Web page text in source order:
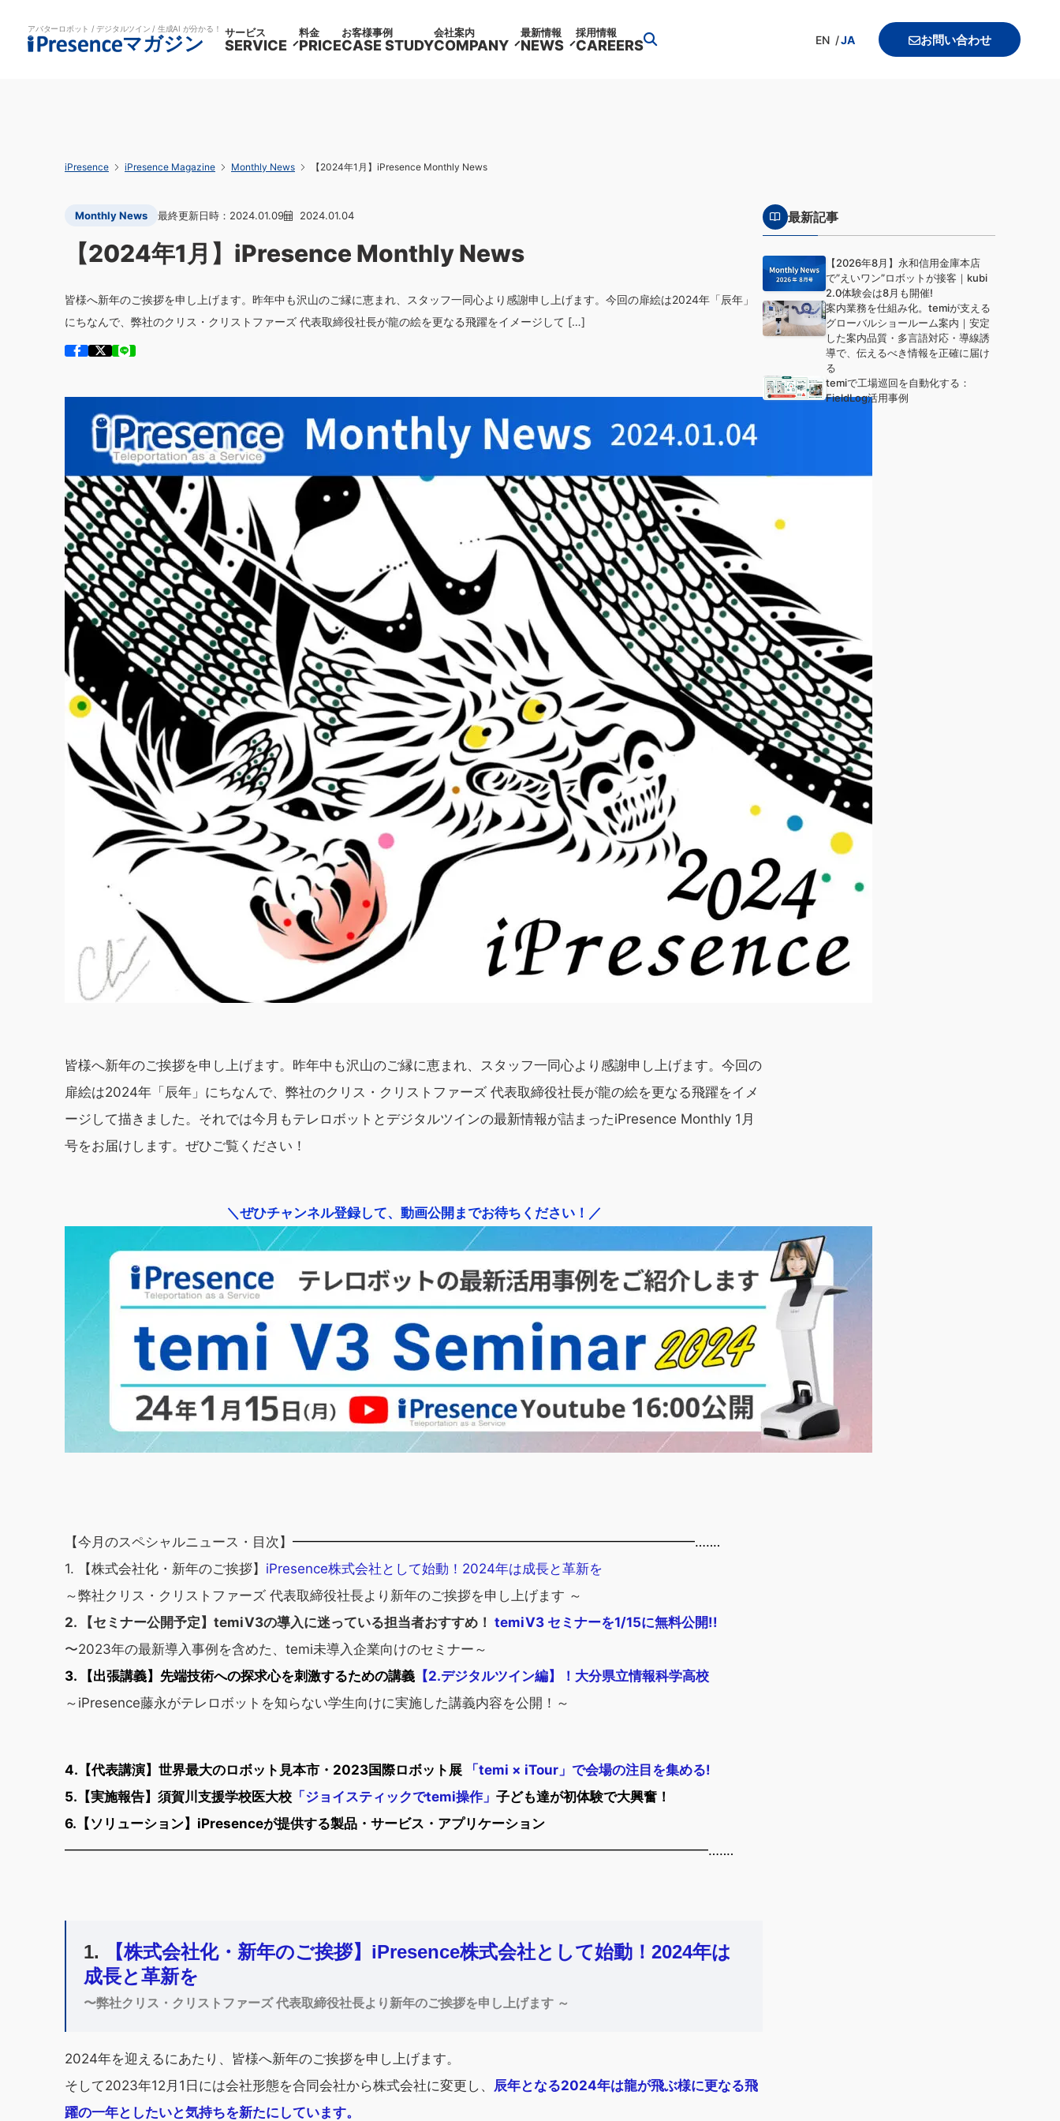
アバターロボット / デジタルツイン / 生成AI が分かる！
マガジン サービス
SERVICE
料金
PRICE
お客様事例
CASE STUDY
会社案内
COMPANY
最新情報
NEWS
採用情報
CAREERS EN JA お問い合わせ
iPresence iPresence Magazine Monthly News 【2024年1月】iPresence Monthly News
Monthly News 2024.01.09 2024.01.04
【2024年1月】iPresence Monthly News
皆様へ新年のご挨拶を申し上げます。昨年中も沢山のご縁に恵まれ、スタッフ一同心より感謝申し上げます。今回の扉絵は2024年「辰年」
にちなんで、弊社のクリス・クリストファーズ 代表取締役社長が龍の絵を更なる飛躍をイメージして […]
皆様へ新年のご挨拶を申し上げます。昨年中も沢山のご縁に恵まれ、スタッフ一同心より感謝申し上げます。今回の
扉絵は2024年「辰年」にちなんで、弊社のクリス・クリストファーズ 代表取締役社長が龍の絵を更なる飛躍をイメ
ージして描きました。それでは今月もテレロボットとデジタルツインの最新情報が詰まったiPresence Monthly 1 月
号をお届けします。ぜひご覧ください！
＼ぜひチャンネル登録して、動画公開までお待ちください！／
【今月のスペシャルニュース・目次】 ━━━━━━━━━━━━━━━━━━━━━━━━━━━━━━…‥‥
1. 【株式会社化・新年のご挨拶】 iPresence株式会社として始動！2024年は成長と革新を
～弊社クリス・クリストファーズ 代表取締役社長より新年のご挨拶を申し上げます ～
2. 【セミナー公開予定】temiV3の導入に迷っている担当者おすすめ！ temiV3 セミナーを1/15に無料公開!!
〜2023年の最新導入事例を含めた、temi未導入企業向けのセミナー～
3.
【出張講義】 先端技術への探求心を刺激するための講義 【2.デジタルツイン編】！大分県立情報科学高校
～iPresence藤永がテレロボットを知らない学生向けに実施した講義内容を公開！～
4.【代表講演】世界最大のロボット見本市・2023国際ロボット展
「temi × iTour」で会場の注目を集める!
5.【実施報告】須賀川支援学校医大校 「ジョイスティックでtemi操作」 子ども達が初体験で大興奮！
6.【ソリューション】iPresenceが提供する製品・サービス・アプリケーション
━━━━━━━━━━━━━━━━━━━━━━━━━━━━━━━━━━━━━━━━━━━━━━━━…‥‥
1.
【株式会社化・新年のご挨拶】iPresence株式会社として始動！2024年は
成長と革新を
〜弊社クリス・クリストファーズ 代表取締役社長より新年のご挨拶を申し上げます ～
2024年を迎えるにあたり、皆様へ新年のご挨拶を申し上げます。
そして2023年12月1日には会社形態を合同会社から株式会社に変更し、 辰年となる2024年は龍が飛ぶ様に更なる飛
躍の一年としたいと気持ちを新たにしています。
最新記事
【2026年8月】永和信用金庫本店
で”えいワン”ロボットが接客｜kubi
2.0体験会は8月も開催!
案内業務を仕組み化。temiが支える
グローバルショールーム案内｜安定
した案内品質・多言語対応・導線誘
導で、伝えるべき情報を正確に届け
る
temiで工場巡回を自動化する：
FieldLog活用事例